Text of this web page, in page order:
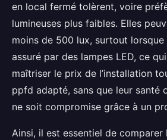
en local fermé tolèrent, voire
lumineuses plus faibles. Elles
moins de 500 lux, surtout lorsque
assuré par des lampes LED, ce
maîtriser le prix de l’installation
ppfd adapté, sans que leur santé
ne soit compromise grâce à un
Ainsi, il est essentiel de comparer